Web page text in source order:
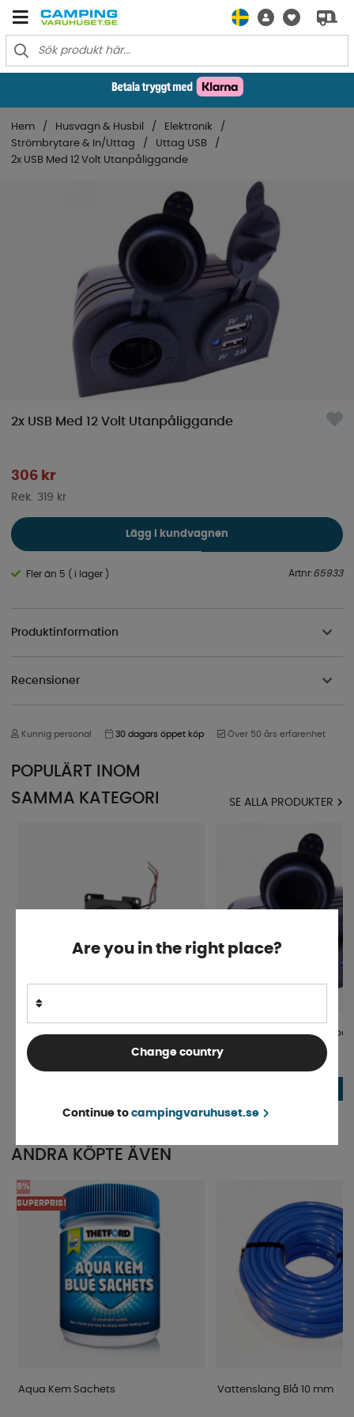
Hem Husvagn & Husbil
Elektronik
Strömbrytare & In/Uttag
Uttag USB
2x USB Med 12 Volt Utanpåliggande
2x USB Med 12 Volt Utanpåliggande
306 kr
319 kr
Lägg i kundvagnen
Fler än 5 ( i lager ) Artnr:65933
Produktinformation
Recensioner
Kunnig personal 30 dagars öppet köp Över 50 års erfarenhet
POPULÄRT INOM
SAMMA KATEGORI
SE ALLA PRODUKTER
Inprojal Vägguttag USB-C/A Svart
Beställningsvara
2x USB Med 12 Volt
ANDRA KÖPTE ÄVEN
5%
SUPERPRIS!
Aqua Kem Sachets Vattenslang Blå 10 mm
Are you in the right place?
Change country
Continue to campingvaruhuset.se